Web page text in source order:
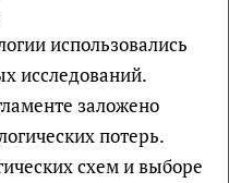
использовались
исследований.
заложено
потерь.
схем и выборе